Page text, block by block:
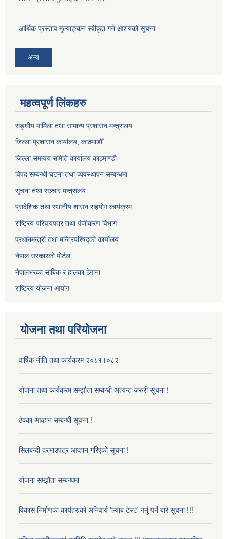
आर्थिक प्रस्ताव मूल्याङ्कन स्वीकृत गने आशयको सूचना
अन्य
महत्वपूर्ण लिंकहरु
सङ्‍घीय मामिला तथा सामान्य प्रशासन मन्त्रालय
जिल्ला प्रशासन कार्यालय, काठमाडौँ
जिल्ला समन्वय समिति कार्यालय काठमाण्ड‌ौ
विपद सम्बन्धी घटना तथा व्यवस्थापन सम्बन्धमा
सूचना तथा सञ्चार मन्त्रालय
प्रादेशिक तथा स्थानीय शासन सहयोग कार्यक्रम
राष्ट्रिय परिचयपत्र तथा पंजीकरण विभाग
प्रधानमन्त्री तथा मन्त्रिपरिषद्को कार्यालय
नेपाल सरकारको पोर्टल
नेपालभरका साबिक र हालका ठेगाना
राष्ट्रिय योजना आयोग
योजना तथा परियोजना
वार्षिक नीति तथा कार्यक्रम २०८१।०८२
योजना तथा कार्यक्रम सम्झौता सम्बन्धी अत्यन्त जरुरी सूचना !
ठेक्का आव्हान सम्बन्धी सूचना !
सिलबन्दी दरभाउपत्र आव्हान गरिएको सूचना !
योजना सम्झौता सम्बन्धमा
विकास निर्माणका कार्यहरुको अनिवार्य 'ल्याब टेस्ट' गर्नु पर्ने बारे सूचना !!!